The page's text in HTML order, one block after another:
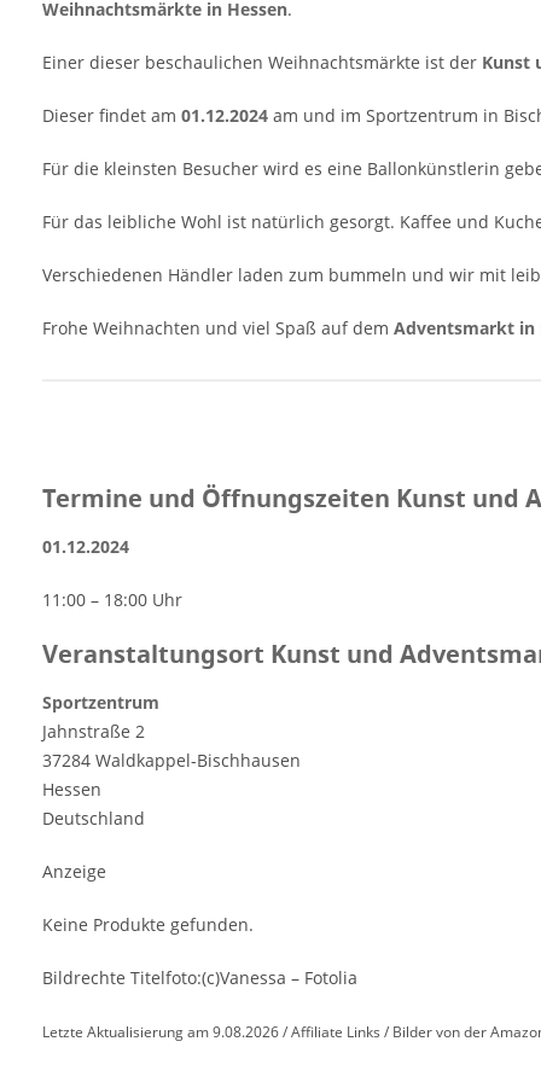
11:00 - 18:00 Uhr Veranstaltungsort Kunst
Waldkappel 2024 Sportzentrum Jahnstraße 2
37284 Waldkappel-Bischhausen Hessen
box="B0BJZKSDLG"] Bildrechte Titelfoto:
Weihnachtsmärkte in Hessen.
Einer dieser beschaulichen Weihnachtsmärkte ist der Kunst
Dieser findet am 01.12.2024 am und im Sportzentrum in
Für die kleinsten Besucher wird es eine Ballonkünstlerin
Für das leibliche Wohl ist natürlich gesorgt. Kaffee und
Verschiedenen Händler laden zum bummeln und wir mit
Frohe Weihnachten und viel Spaß auf dem Adventsmarkt in
Termine und Öffnungszeiten Kunst und
01.12.2024
11:00 – 18:00 Uhr
Veranstaltungsort Kunst und
Sportzentrum
Jahnstraße 2
37284 Waldkappel-Bischhausen
Hessen
Deutschland
Anzeige
Keine Produkte gefunden.
Bildrechte Titelfoto:(c)Vanessa – Fotolia
Letzte Aktualisierung am 9.08.2026 / Affiliate Links / Bilder von der